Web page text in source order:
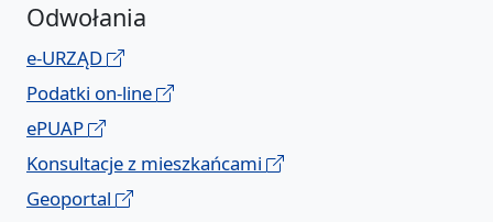
Odwołania
e-URZĄD
Podatki on-line
ePUAP
Konsultacje z mieszkańcami
Geoportal